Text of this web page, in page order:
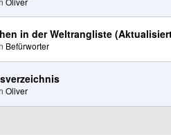
in der Weltrangliste
Befürworter
Oliver